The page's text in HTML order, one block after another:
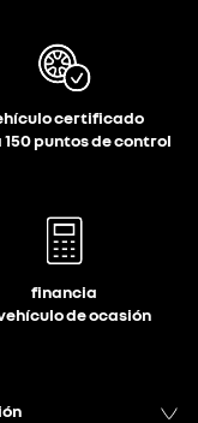
certificado
puntos de control
financia
de ocasión